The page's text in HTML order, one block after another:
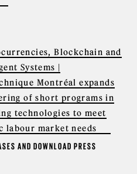
Blockchain and
Systems |
Montréal expands
of short programs in
technologies to meet
labour market needs
AND DOWNLOAD PRESS